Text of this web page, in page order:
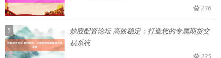
236
5
炒股配资论坛 高效稳定：打造您的专属期货交
易系统
235